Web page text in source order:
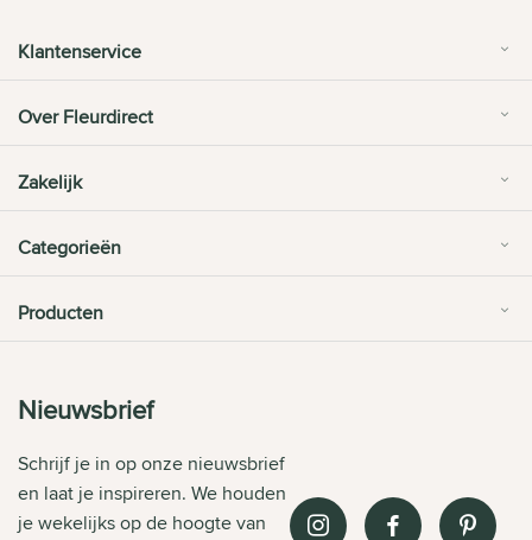
Klantenservice
Over Fleurdirect
Zakelijk
Categorieën
Producten
Nieuwsbrief
Schrijf je in op onze nieuwsbrief
en laat je inspireren. We houden
je wekelijks op de hoogte van